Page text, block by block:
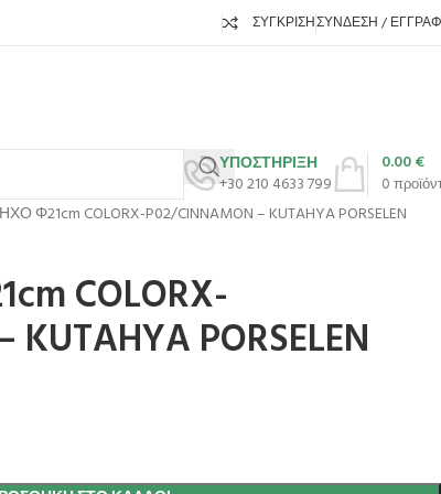
ΣΎΓΚΡΙΣΗΣΎΝΔΕΣΗ /
ΥΠΟΣΤΗΡΙΞΗ
+30 210 4633 799
0
0.00€
Φ21cm COLORX-P02/CINNAMON – KUTAHYA PORSELEN
COLORX-
PORSELEN